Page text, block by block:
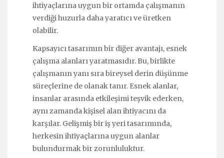
ihtiyaçlarına uygun bir ortamda çalışmanın
verdiği huzurla daha yaratıcı ve üretken
olabilir.
Kapsayıcı tasarımın bir diğer avantajı, esnek
çalışma alanları yaratmasıdır. Bu, birlikte
çalışmanın yanı sıra bireysel derin düşünme
süreçlerine de olanak tanır. Esnek alanlar,
insanlar arasında etkileşimi teşvik ederken,
aynı zamanda kişisel alan ihtiyacını da
karşılar. Gelişmiş bir iş yeri tasarımında,
herkesin ihtiyaçlarına uygun alanlar
bulundurmak bir zorunluluktur.